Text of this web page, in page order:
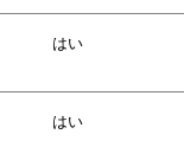
はい
はい